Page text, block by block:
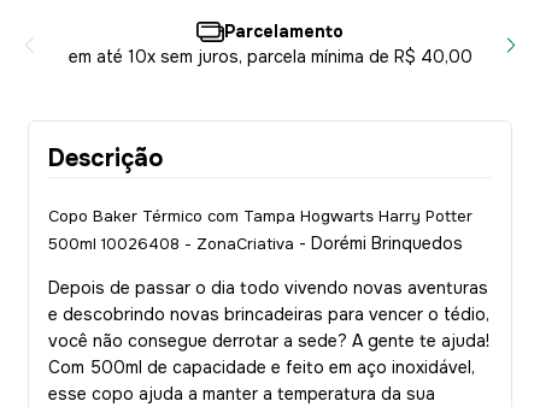
Parcelamento
em até 10x sem juros, parcela mínima de R$ 40,00
Descrição
Copo Baker Térmico com Tampa Hogwarts Harry Potter
500ml 10026408 - ZonaCriativa - Dorémi Brinquedos
Depois de passar o dia todo vivendo novas aventuras
e descobrindo novas brincadeiras para vencer o tédio,
você não consegue derrotar a sede? A gente te ajuda!
Com 500ml de capacidade e feito em aço inoxidável,
esse copo ajuda a manter a temperatura da sua